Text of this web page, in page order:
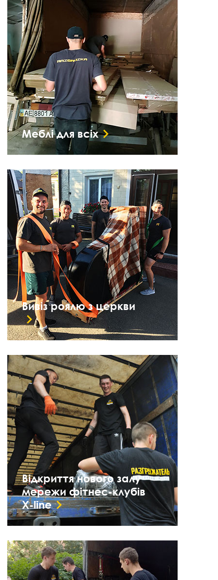
Меблі для всіх
Вивіз роялю з церкви
Відкриття нового залу
мережи фітнес-клубів
X-line